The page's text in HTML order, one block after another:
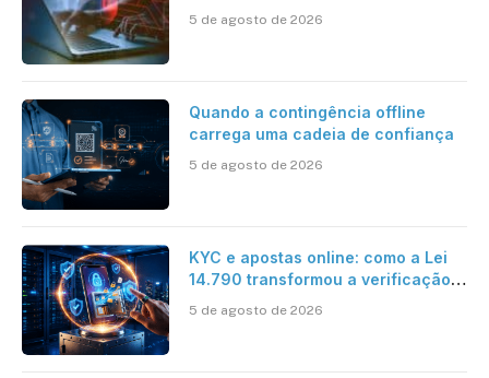
cibernética para enfrentar os
desafios impostos pela Inteligência
5 de agosto de 2026
Quando a contingência offline
carrega uma cadeia de confiança
5 de agosto de 2026
KYC e apostas online: como a Lei
14.790 transformou a verificação
brasileiro
5 de agosto de 2026